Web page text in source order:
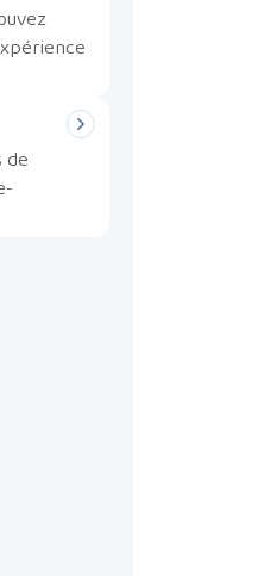
de